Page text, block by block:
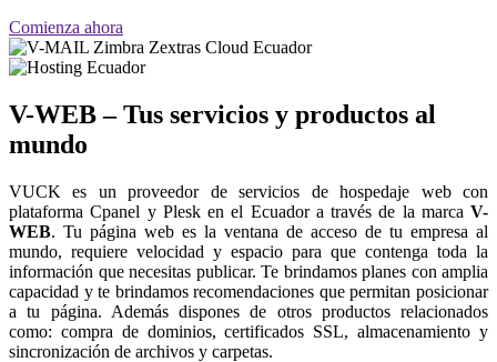
Comienza ahora
V-WEB – Tus servicios y productos al
mundo
VUCK es un proveedor de servicios de hospedaje web con
plataforma Cpanel y Plesk en el Ecuador a través de la marca V-
WEB. Tu página web es la ventana de acceso de tu empresa al
mundo, requiere velocidad y espacio para que contenga toda la
información que necesitas publicar. Te brindamos planes con amplia
capacidad y te brindamos recomendaciones que permitan posicionar
a tu página. Además dispones de otros productos relacionados
como: compra de dominios, certificados SSL, almacenamiento y
sincronización de archivos y carpetas.